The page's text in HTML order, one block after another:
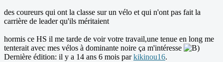
des coureurs qui ont la classe sur un vélo et qui n'ont pas fait la
carrière de leader qu'ils méritaient
hormis ce HS il me tarde de voir votre travail,une tenue en long me
tenterait avec mes vélos à dominante noire ça m'intéresse
Dernière édition: il y a 14 ans 6 mois parkikinou16.